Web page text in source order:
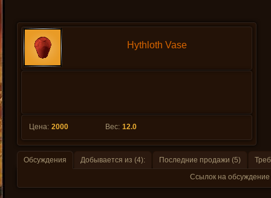
Hythloth Vase
Цена: 2000 Вес: 12.0
Обсуждения Добывается из (4): Последние продажи (5)
Ссылок на